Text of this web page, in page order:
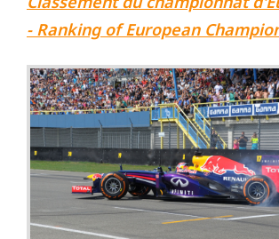
- Ranking of European